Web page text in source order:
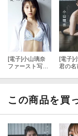
[電子]小山璃奈
ファースト写真
[電子]
君の名
0】
この商品を買